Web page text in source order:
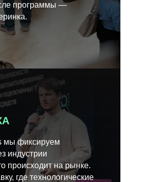
программы —
мы фиксируем
индустрии
происходит на рынке.
где технологические